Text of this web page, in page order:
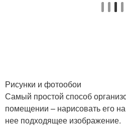
Рисунки и фотообои
Самый простой способ
помещении – нарисовать его
нее подходящее изображение.